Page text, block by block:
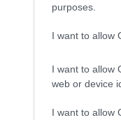
purposes.
I want to allow
I want to allow
web or device
I want to allow